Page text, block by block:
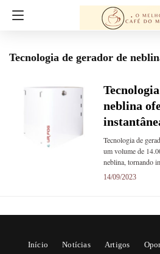
Tecnologia de gerador de
neblina
Tecnologia de
um volume de
neblina, tornando
14/09/2023
Início Notícias Artigos